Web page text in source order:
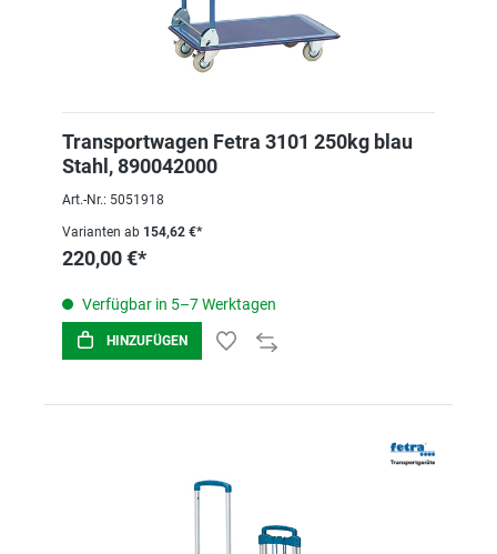
Transportwagen Fetra 3101 250kg blau
Stahl, 890042000
Art.-Nr.: 5051918
Varianten ab 154,62 €*
220,00 €*
Verfügbar in 5–7 Werktagen
HINZUFÜGEN